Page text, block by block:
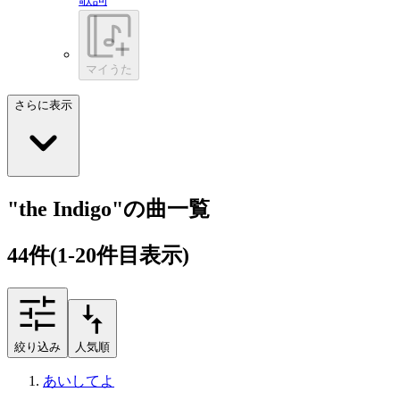
マイうた
さらに表示
"the Indigo"の曲一覧
44件(1-20件目表示)
絞り込み 人気順
あいしてよ